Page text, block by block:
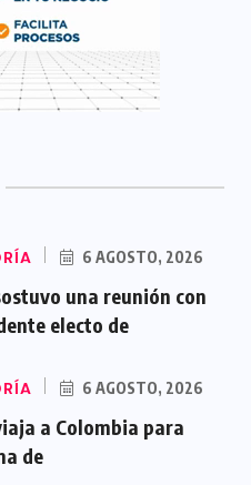
6 AGOSTO, 2026
una reunión con
electo de
6 AGOSTO, 2026
a Colombia para
de